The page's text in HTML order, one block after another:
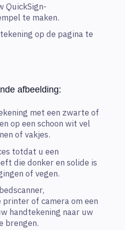
QuickSign-
te maken.
op de pagina te
afbeelding:
met een zwarte of
op een schoon wit vel
of vakjes.
totdat u een
die donker en solide is
of vegen.
of camera om een
handtekening naar uw
brengen.